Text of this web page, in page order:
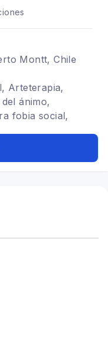
Montt, Chile
Arteterapia,
ánimo,
fobia social,